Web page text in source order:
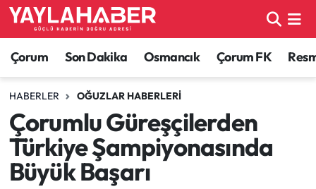
Çorum Son Dakika Osmancık Çorum FK
HABERLER OĞUZLAR HABERLERI
Çorumlu Güreşçilerden
Türkiye Şampiyonasında
Büyük Başarı
Alaca Haberleri
Bayat Haberleri
Bilgi - Keşfet Haberleri
Bilim ve Teknoloji
Çorum Nöbetçi Eczaneler
Çorum Hava Durumu
Çorum Namaz Vakitleri
Çorum Trafik Yoğunluk Haritası